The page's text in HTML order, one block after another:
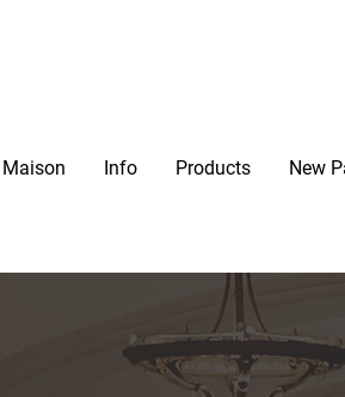
Maison Info Products New